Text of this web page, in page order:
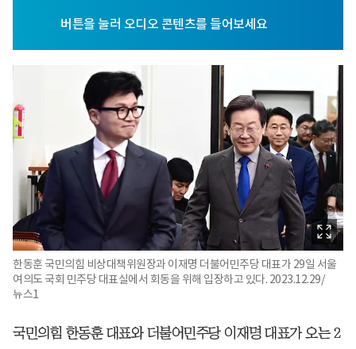
한동훈 국민의힘 비상대책위원장과 이재명 더불어민주당 대표가 29일 서울
여의도 국회 민주당 대표실에서 회동을 위해 입장하고 있다. 2023.12.29/
뉴스1
국민의힘 한동훈 대표와 더불어민주당 이재명 대표가 오는 2